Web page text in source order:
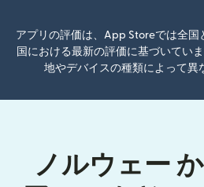
アプリの評価は、App Storeでは全
国における最新の評価に基づいてい
地やデバイスの種類によって異
ノルウェー